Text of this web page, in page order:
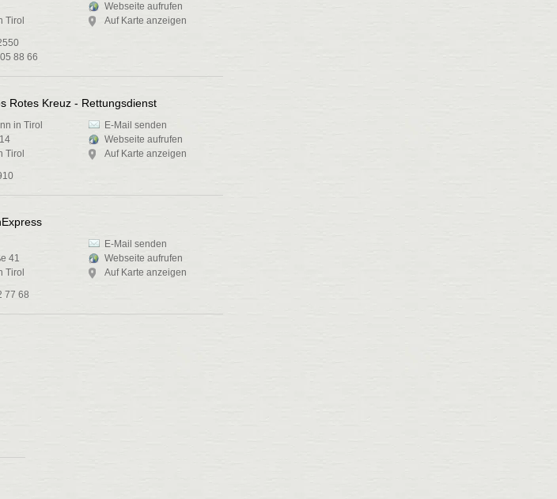
Tirol
88 66
Webseite aufrufen
Auf Karte anzeigen
Rotes Kreuz - Rettungsdienst
in Tirol
Tirol
E-Mail senden
Webseite aufrufen
Auf Karte anzeigen
41
Tirol
77 68
E-Mail senden
Webseite aufrufen
Auf Karte anzeigen